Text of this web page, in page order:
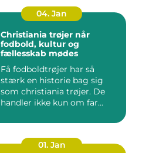
04. Jan
Christiania trøjer når
fodbold, kultur og
fællesskab mødes
Få fodboldtrøjer har så
stærk en historie bag sig
som christiania trøjer. De
handler ikke kun om far...
01. Jan